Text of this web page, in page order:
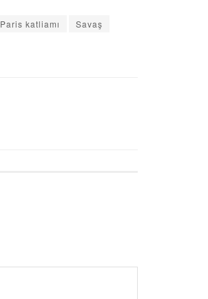
Paris katliamı
Savaş